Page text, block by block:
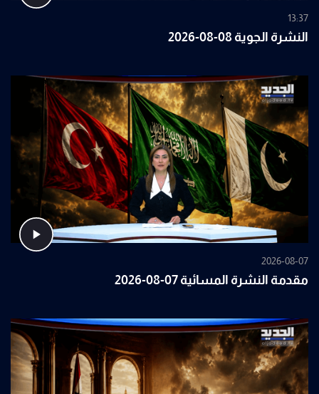
13:37
النشرة الجوية 08-08-2026
2026-08-07
مقدمة النشرة المسائية 07-08-2026